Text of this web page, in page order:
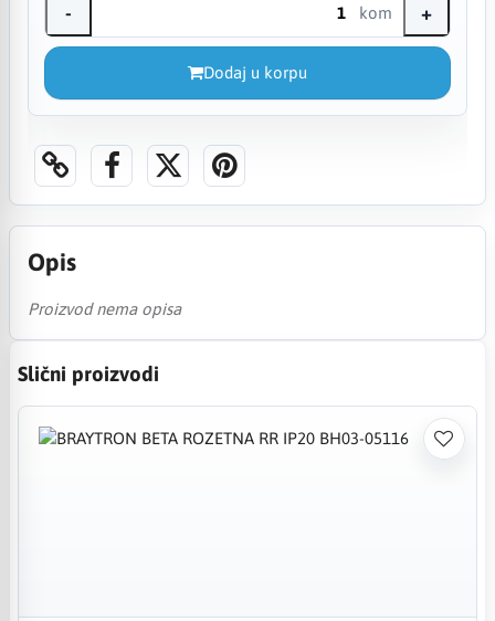
- kom +
Dodaj u korpu
Opis
Proizvod nema opisa
Slični proizvodi